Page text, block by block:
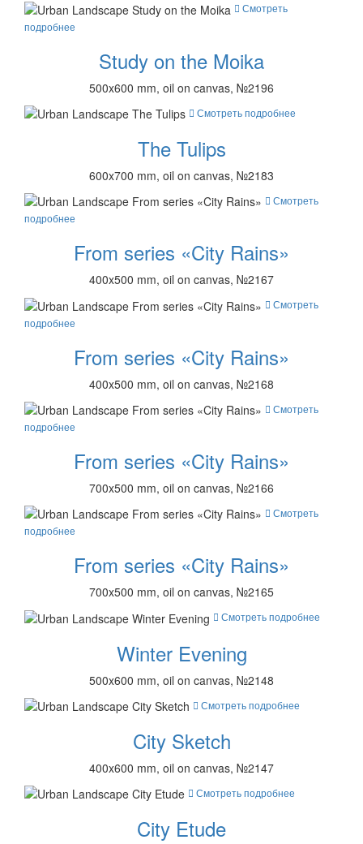
Смотреть
подробнее
Study on the Moika
500x600 mm, oil on canvas, №2196
Смотреть подробнее
The Tulips
600x700 mm, oil on canvas, №2183
Смотреть
подробнее
From series «City Rains»
400x500 mm, oil on canvas, №2167
Смотреть
подробнее
From series «City Rains»
400x500 mm, oil on canvas, №2168
Смотреть
подробнее
From series «City Rains»
700x500 mm, oil on canvas, №2166
Смотреть
подробнее
From series «City Rains»
700x500 mm, oil on canvas, №2165
Смотреть подробнее
Winter Evening
500x600 mm, oil on canvas, №2148
Смотреть подробнее
City Sketch
400x600 mm, oil on canvas, №2147
Смотреть подробнее
City Etude